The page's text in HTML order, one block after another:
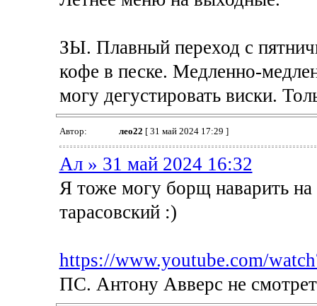
ЗЫ. Плавный переход с
кофе в песке. Медленно-
могу дегустировать виски.
Автор: лео22 [ 31 май 2024 17:29 ]
Ал » 31 май 2024 16:32
Я тоже могу борщ наварить
тарасовский :)
https://www.youtube.com/
ПС. Антону Авверс не